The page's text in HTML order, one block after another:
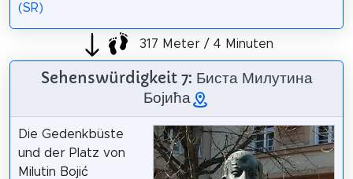
(SR)
317 Meter / 4 Minuten
Sehenswürdigkeit 7: Биста Милутина
Бојића
Die Gedenkbüste
und der Platz von
Milutin Bojić